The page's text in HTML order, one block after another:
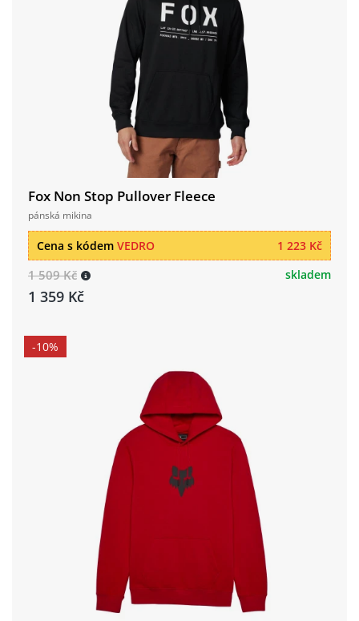
Fox Non Stop Pullover Fleece
pánská mikina
1 223 Kč
Cena s kódem VEDRO
1 509 Kč
1 359 Kč
skladem
-10%